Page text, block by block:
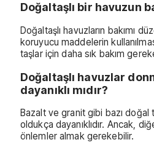
Doğaltaşlı bir havuzun
Doğaltaşlı havuzların bakımı
koruyucu maddelerin
taşlar için daha sık bakım
Doğaltaşlı havuzlar
dayanıklı mıdır?
Bazalt ve granit gibi bazı doğal
oldukça dayanıklıdır. Ancak,
önlemler almak gerekebilir.